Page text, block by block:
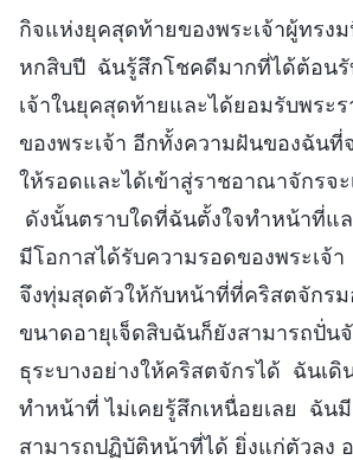
กิจแห่งยุคสุดท้ายของพระเจ้าผู้ทรง
หกสิบปี ฉันรู้สึกโชคดีมากที่ได้ต้อนรั
เจ้าในยุคสุดท้ายและได้ยอมรับพระ
ของพระเจ้า อีกทั้งความฝันของฉันที่
ให้รอดและได้เข้าสู่ราชอาณาจักรจะ
ดังนั้นตราบใดที่ฉันตั้งใจทำหน้าที่แ
มีโอกาสได้รับความรอดของพระเจ้
จึงทุ่มสุดตัวให้กับหน้าที่ที่คริสตจักร
ขนาดอายุเจ็ดสิบฉันก็ยังสามารถปั่น
ธุระบางอย่างให้คริสตจักรได้ ฉันเดิ
ทำหน้าที่ ไม่เคยรู้สึกเหนื่อยเลย ฉัน
สามารถปฏิบัติหน้าที่ได้ ยิ่งแก่ตัวลง